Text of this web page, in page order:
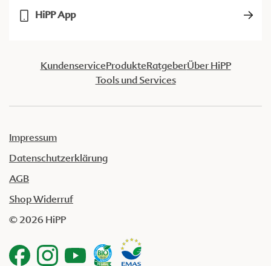
HiPP App
KundenserviceProdukteRatgeberÜber HiPP
Tools und Services
Impressum
Datenschutzerklärung
AGB
Shop Widerruf
© 2026 HiPP